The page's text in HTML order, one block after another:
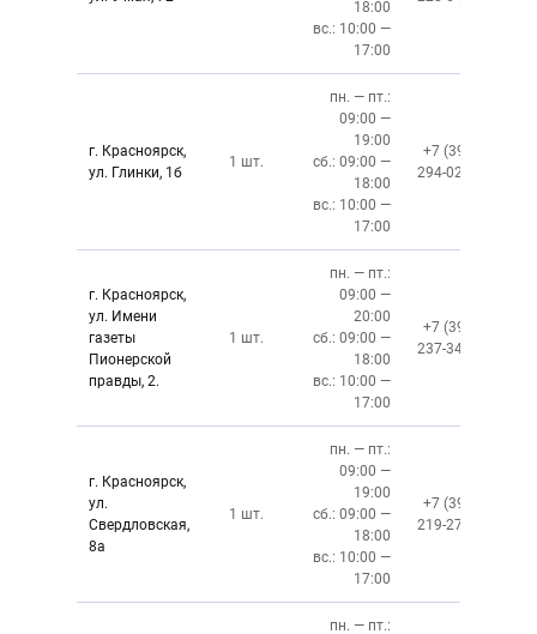
18:00
вс.: 10:00 —
17:00
г. Красноярск,
ул. Глинки, 1б
1 шт.
пн. — пт.:
09:00 —
19:00
сб.: 09:00 —
18:00
вс.: 10:00 —
17:00
+7 (391)
294-02-02
г. Красноярск,
ул. Имени
газеты
Пионерской
правды, 2.
1 шт.
пн. — пт.:
09:00 —
20:00
сб.: 09:00 —
18:00
вс.: 10:00 —
17:00
+7 (391)
237-34-34
г. Красноярск,
ул.
Свердловская,
8а
1 шт.
пн. — пт.:
09:00 —
19:00
сб.: 09:00 —
18:00
вс.: 10:00 —
17:00
+7 (391)
219-27-50
пн. — пт.: